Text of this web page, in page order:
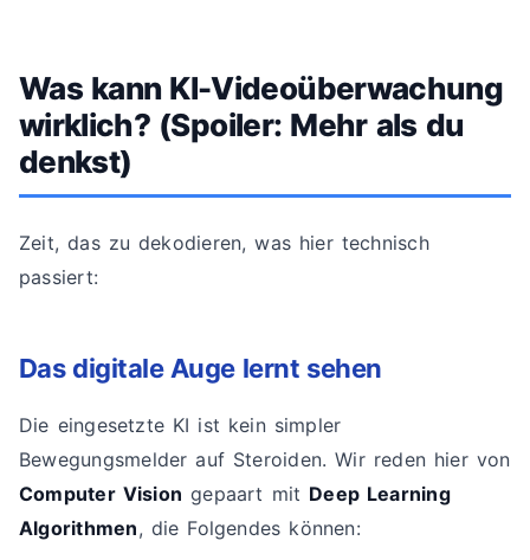
Was kann KI-Videoüberwachung
wirklich? (Spoiler: Mehr als du
denkst)
Zeit, das zu dekodieren, was hier technisch
passiert:
Das digitale Auge lernt sehen
Die eingesetzte KI ist kein simpler
Bewegungsmelder auf Steroiden. Wir reden hier von
Computer Vision gepaart mit Deep Learning
Algorithmen, die Folgendes können: